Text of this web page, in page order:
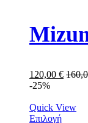
120,00 €
-25%
Quick View
Επιλογή